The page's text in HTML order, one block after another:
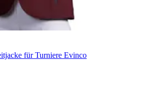
für Turniere Evinco